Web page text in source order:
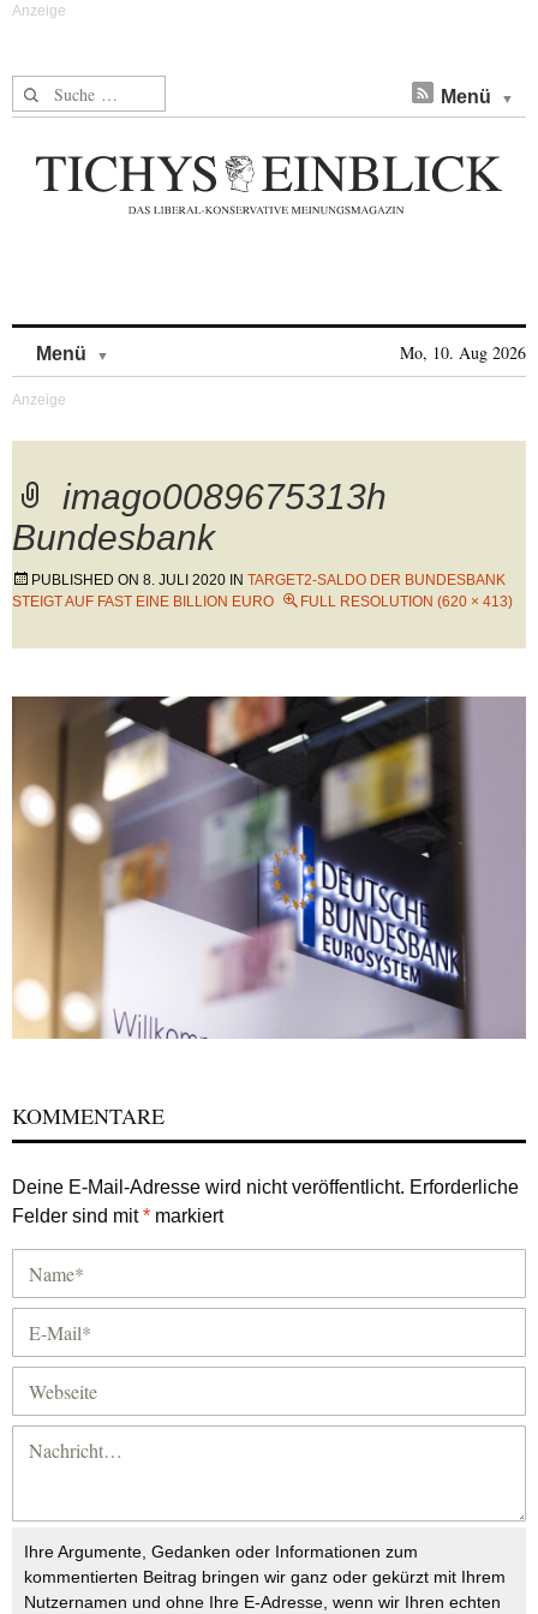
Suche nach: Menü
Menü Mo, 10. Aug 2026
imago0089675313h
Bundesbank
PUBLISHED ON 8. JULI 2020 IN TARGET2-SALDO DER BUNDESBANK
STEIGT AUF FAST EINE BILLION EURO
FULL RESOLUTION (620 × 413)
KOMMENTARE
Deine E-Mail-Adresse wird nicht veröffentlicht. Erforderliche
Felder sind mit* markiert
Ihre Argumente, Gedanken oder Informationen zum
kommentierten Beitrag bringen wir ganz oder gekürzt mit Ihrem
Nutzernamen und ohne Ihre E-Adresse, wenn wir Ihren echten